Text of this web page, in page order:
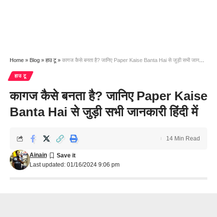
Home » Blog » हाउ टू» कागज कैसे बनता है? जानिए Paper Kaise Banta Hai से जुड़ी सभी जानकारी हिंदी में
हाउ टू
कागज कैसे बनता है? जानिए Paper Kaise
Banta Hai से जुड़ी सभी जानकारी हिंदी में
Last updated: 01/16/2024 9:06 pm
Ainain
14 Min Read